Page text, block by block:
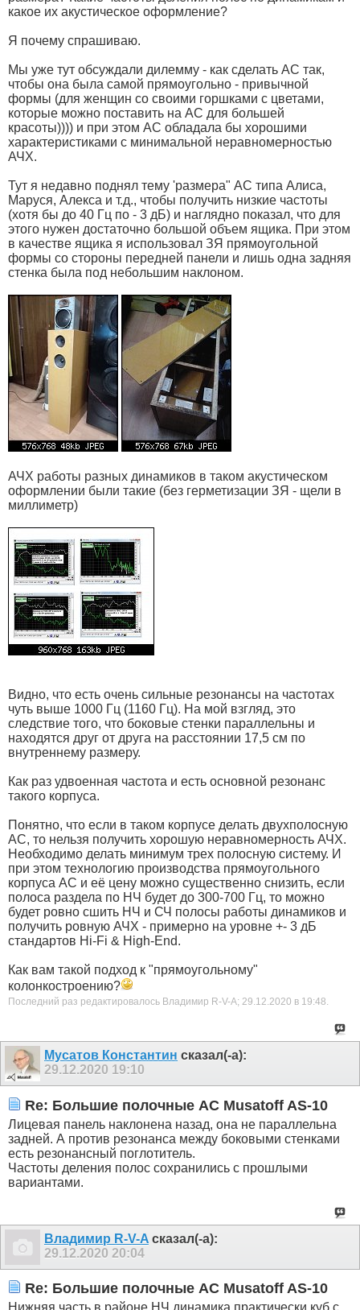
какое их акустическое оформление?
Я почему спрашиваю.
Мы уже тут обсуждали дилемму - как сделать АС так,
чтобы она была самой прямоугольно - привычной
формы (для женщин со своими горшками с цветами,
которые можно поставить на АС для большей
красоты)))) и при этом АС обладала бы хорошими
характеристиками с минимальной неравномерностью
АЧХ.
Тут я недавно поднял тему 'размера" АС типа Алиса,
Маруся, Алекса и т.д., чтобы получить низкие частоты
(хотя бы до 40 Гц по - 3 дБ) и наглядно показал, что для
этого нужен достаточно большой объем ящика. При этом
в качестве ящика я использовал ЗЯ прямоугольной
формы со стороны передней панели и лишь одна задняя
стенка была под небольшим наклоном.
АЧХ работы разных динамиков в таком акустическом
оформлении были такие (без герметизации ЗЯ - щели в
миллиметр)
Видно, что есть очень сильные резонансы на частотах
чуть выше 1000 Гц (1160 Гц). На мой взгляд, это
следствие того, что боковые стенки параллельны и
находятся друг от друга на расстоянии 17,5 см по
внутреннему размеру.
Как раз удвоенная частота и есть основной резонанс
такого корпуса.
Понятно, что если в таком корпусе делать двухполосную
АС, то нельзя получить хорошую неравномерность АЧХ.
Необходимо делать минимум трех полосную систему. И
при этом технологию производства прямоугольного
корпуса АС и её цену можно существенно снизить, если
полоса раздела по НЧ будет до 300-700 Гц, то можно
будет ровно сшить НЧ и СЧ полосы работы динамиков и
получить ровную АЧХ - примерно на уровне +- 3 дБ
стандартов Hi-Fi & High-End.
Как вам такой подход к "прямоугольному"
колонкостроению?
Последний раз редактировалось Владимир R-V-A; 29.12.2020 в 19:48.
Мусатов Константин сказал(-а):
29.12.2020 19:10
Re: Большие полочные АС Musatoff AS-10
Лицевая панель наклонена назад, она не параллельна
задней. А против резонанса между боковыми стенками
есть резонансный поглотитель.
Частоты деления полос сохранились с прошлыми
вариантами.
Владимир R-V-A сказал(-а):
29.12.2020 20:04
Re: Большие полочные АС Musatoff AS-10
Нижняя часть в районе НЧ динамика практически куб с